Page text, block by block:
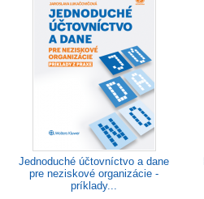
Jednoduché účtovníctvo a dane
pre neziskové organizácie -
príklady...